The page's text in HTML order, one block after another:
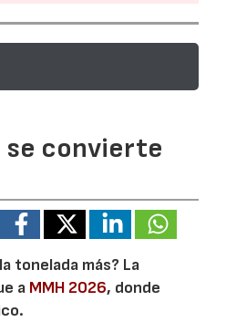
se convierte
tonelada más? La
a MMH 2026, donde